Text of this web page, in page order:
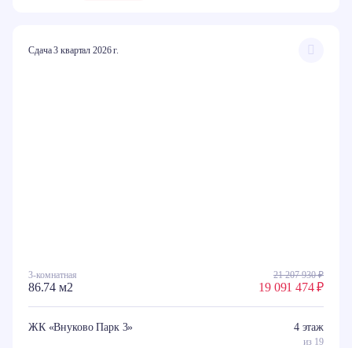
Сдача 3 квартал 2026 г.
3-комнатная
86.74 м2
21 207 930 ₽
19 091 474 ₽
ЖК «Внуково Парк 3» 4 этаж
из 19